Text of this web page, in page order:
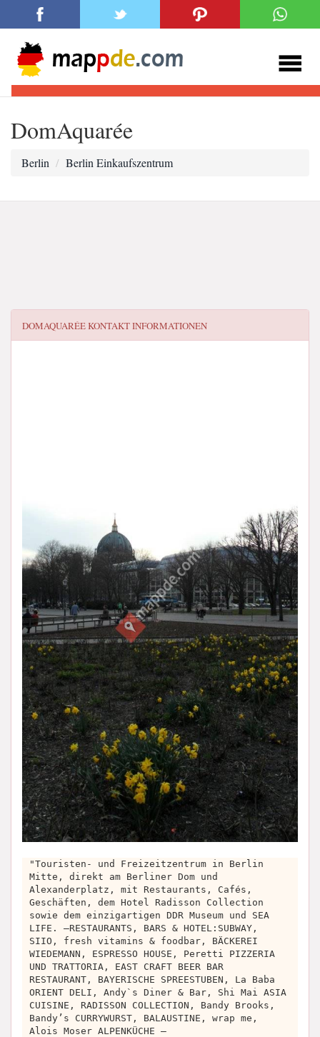
DomAquarée
Berlin Berlin Einkaufszentrum
DOMAQUARÉEKONTAKT INFORMATIONEN
"Touristen- und Freizeitzentrum in Berlin
Mitte, direkt am Berliner Dom und
Alexanderplatz, mit Restaurants, Cafés,
Geschäften, dem Hotel Radisson Collection
sowie dem einzigartigen DDR Museum und SEA
LIFE. –RESTAURANTS, BARS & HOTEL:SUBWAY,
SIIO, fresh vitamins & foodbar, BÄCKEREI
WIEDEMANN, ESPRESSO HOUSE, Peretti PIZZERIA
UND TRATTORIA, EAST CRAFT BEER BAR
RESTAURANT, BAYERISCHE SPREESTUBEN, La Baba
ORIENT DELI, Andy`s Diner & Bar, Shi Mai ASIA
CUISINE, RADISSON COLLECTION, Bandy Brooks,
Bandy’s CURRYWURST, BALAUSTINE, wrap me,
Alois Moser ALPENKÜCHE –